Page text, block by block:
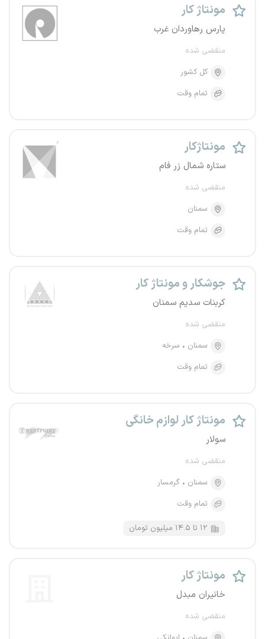
مونتاژ کار
پارس رهاوردان غرب
منقضی شده
کل کشور
تمام وقت
مونتاژکار
ستاره شمال زر فام
منقضی شده
سمنان
تمام وقت
جوشکار و مونتاژ کار
کربنات سدیم سمنان
منقضی شده
سمنان
سرخه
تمام وقت
مونتاژ کار لوازم خانگی
سولار
منقضی شده
سمنان
گرمسار
تمام وقت
۱۲ تا ۱۴.۵ میلیون تومان
مونتاژ کار
خانیران مبدل
منقضی شده